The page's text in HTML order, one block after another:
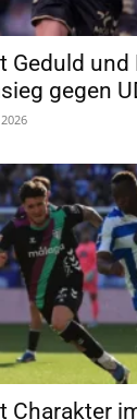
Geduld und
gegen
Charakter